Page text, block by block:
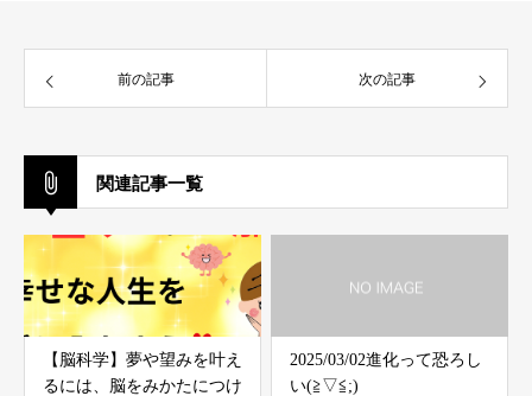
前の記事 次の記事
関連記事一覧
【脳科学】夢や望みを叶え
るには、脳をみかたにつけ
2025/03/02進化って恐ろし
い(⁠≧⁠▽⁠≦⁠;)